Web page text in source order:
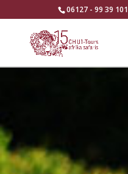
06127 - 99 39 101